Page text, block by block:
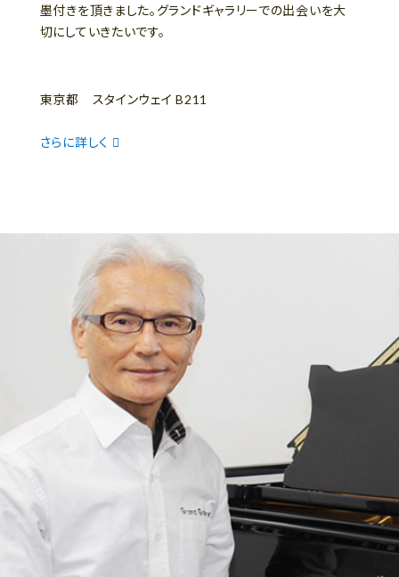
墨付きを頂きました。グランドギャラリーでの出会いを大
切にしていきたいです。
東京都 スタインウェイ B211
さらに詳しく